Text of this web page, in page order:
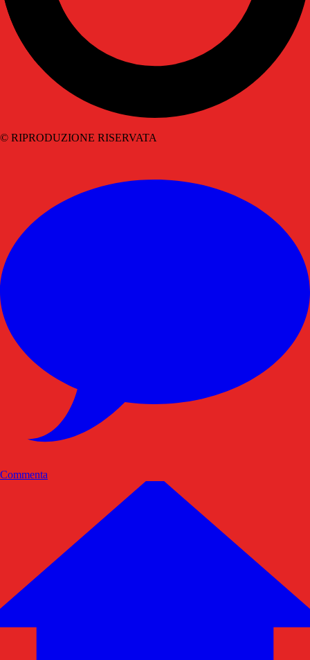
© RIPRODUZIONE RISERVATA
Commenta